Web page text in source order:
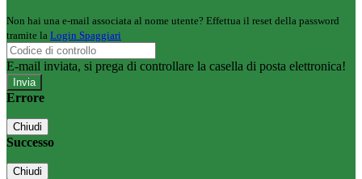
Non hai una e-mail associata al nome utente? Effettua il reset della password
tramite la Login Spaggiari
E-mail inviata, si prega di controllare la casella di posta elettronica!
Errore
Chiudi
Successo
Chiudi